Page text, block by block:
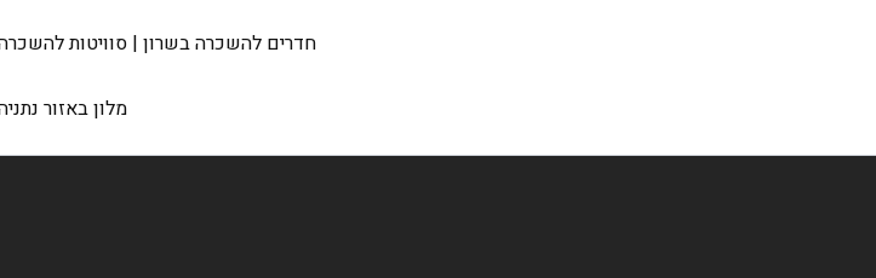
חדרים להשכרה בשרון | סוויטות
מלון באזור